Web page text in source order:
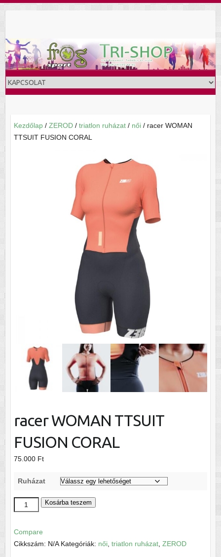
Kezdőlap/ ZEROD/ triatlon ruházat/ női/ racer WOMAN
TTSUIT FUSION CORAL
racer WOMAN TTSUIT
FUSION CORAL
75.000 Ft
Ruházat
racer
WOMAN
FUSION
Kosárba teszem
Compare
Cikkszám: N/A Kategóriák: női, triatlon ruházat, ZEROD